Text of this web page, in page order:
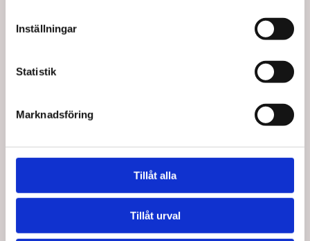
Inställningar
Statistik
Marknadsföring
Tillåt alla
Tillåt urval
7 i lager
Köptes tillsammans med denna produkt